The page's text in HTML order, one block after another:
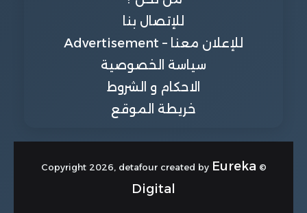
للإتصال بنا
للإعلان معنا – Advertisement
سياسة الخصوصية
الاحكام و الشروط
خريطة الموقع
© Copyright 2026, detafour created by
Eureka
Digital